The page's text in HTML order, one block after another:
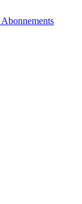
Abonnements